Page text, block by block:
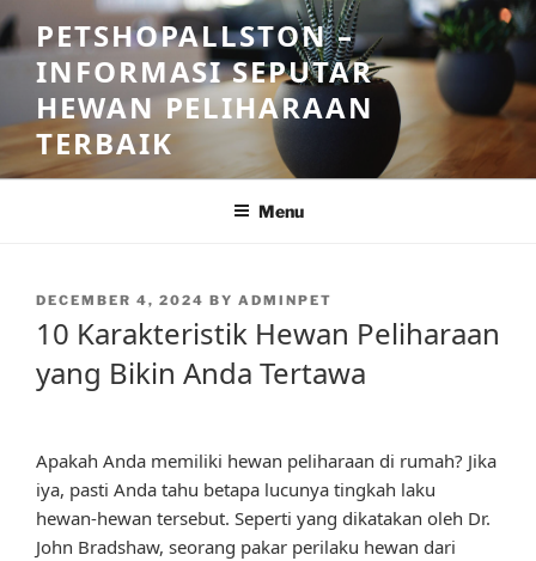
Skip
to
content
PETSHOPALLSTON –
INFORMASI SEPUTAR
HEWAN PELIHARAAN
TERBAIK
Menu
POSTED
DECEMBER 4, 2024 BY ADMINPET
10 Karakteristik Hewan Peliharaan
yang Bikin Anda Tertawa
Apakah Anda memiliki hewan peliharaan di rumah? Jika
iya, pasti Anda tahu betapa lucunya tingkah laku
hewan-hewan tersebut. Seperti yang dikatakan oleh Dr.
John Bradshaw, seorang pakar perilaku hewan dari